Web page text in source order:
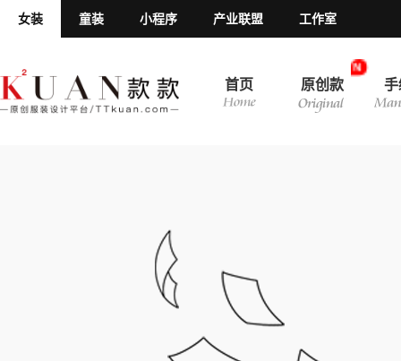
女装 童装 小程序 产业联盟 工作室
首页 原创款
N